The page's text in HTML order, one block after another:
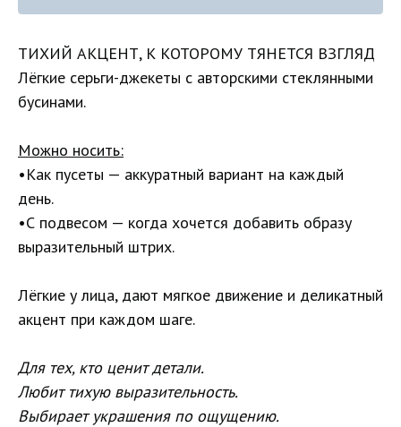
ТИХИЙ АКЦЕНТ, К КОТОРОМУ ТЯНЕТСЯ ВЗГЛЯД
Лёгкие серьги-джекеты с авторскими стеклянными
бусинами.
Можно носить:
•Как пусеты — аккуратный вариант на каждый
день.
•С подвесом — когда хочется добавить образу
выразительный штрих.
Лёгкие у лица, дают мягкое движение и деликатный
акцент при каждом шаге.
Для тех, кто ценит детали.
Любит тихую выразительность.
Выбирает украшения по ощущению.